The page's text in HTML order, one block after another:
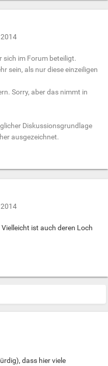
sich im Forum beteiligt.
sein, als nur diese einzeiligen
Sorry, aber das nimmt in
Diskussionsgrundlage
ausgezeichnet.
ist auch deren Loch
dass hier viele